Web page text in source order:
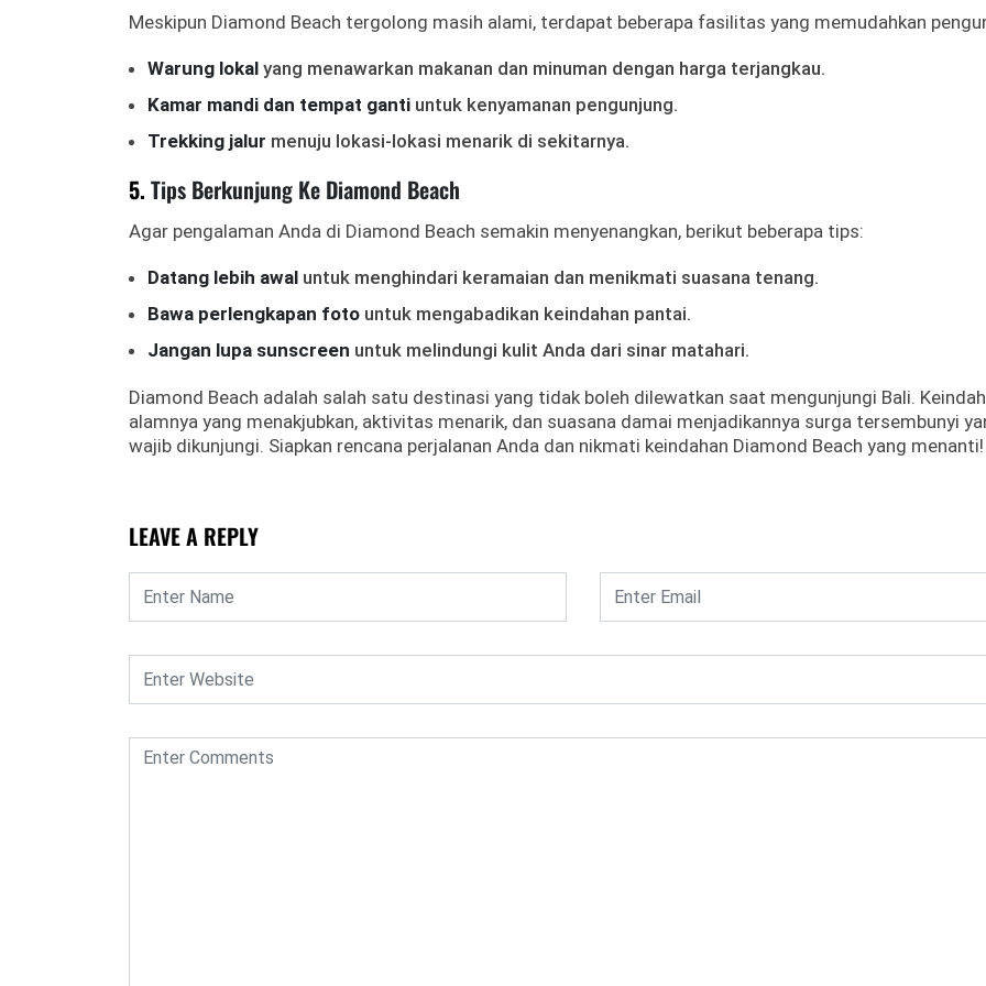
Meskipun Diamond Beach tergolong masih alami, terdapat beberapa fasilitas yang memudahkan
Warung lokal yang menawarkan makanan dan minuman dengan harga terjangkau.
Kamar mandi dan tempat ganti untuk kenyamanan pengunjung.
Trekking jalur menuju lokasi-lokasi menarik di sekitarnya.
5. Tips Berkunjung Ke Diamond Beach
Agar pengalaman Anda di Diamond Beach semakin menyenangkan, berikut beberapa tips:
Datang lebih awal untuk menghindari keramaian dan menikmati suasana tenang.
Bawa perlengkapan foto untuk mengabadikan keindahan pantai.
Jangan lupa sunscreen untuk melindungi kulit Anda dari sinar matahari.
Diamond Beach adalah salah satu destinasi yang tidak boleh dilewatkan saat mengunjungi Bali.
alamnya yang menakjubkan, aktivitas menarik, dan suasana damai menjadikannya surga tersembunyi
wajib dikunjungi. Siapkan rencana perjalanan Anda dan nikmati keindahan Diamond Beach yang menanti!
LEAVE A REPLY